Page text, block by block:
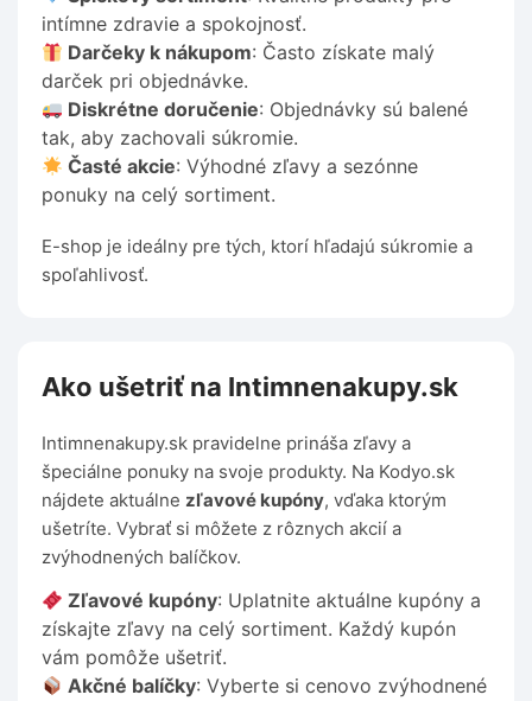
intímne zdravie a spokojnosť.
Darčeky k nákupom: Často získate malý
darček pri objednávke.
Diskrétne doručenie: Objednávky sú balené
tak, aby zachovali súkromie.
Časté akcie: Výhodné zľavy a sezónne
ponuky na celý sortiment.
E-shop je ideálny pre tých, ktorí hľadajú súkromie a
spoľahlivosť.
Ako ušetriť na Intimnenakupy.sk
Intimnenakupy.sk pravidelne prináša zľavy a
špeciálne ponuky na svoje produkty. Na Kodyo.sk
nájdete aktuálne zľavové kupóny, vďaka ktorým
ušetríte. Vybrať si môžete z rôznych akcií a
zvýhodnených balíčkov.
Zľavové kupóny: Uplatnite aktuálne kupóny a
získajte zľavy na celý sortiment. Každý kupón
vám pomôže ušetriť.
Akčné balíčky: Vyberte si cenovo zvýhodnené